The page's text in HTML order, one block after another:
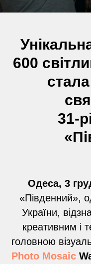
600
31-
Одеса, 3
«Південний»,
України,
креативним і
головною
Photo Mosaic